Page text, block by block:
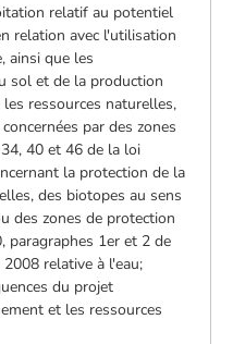
relatif au potentiel
relation avec l'utilisation
ainsi que les
sol et de la production
ressources naturelles,
par des zones
40 et 46 de la loi
la protection de la
des biotopes au sens
des zones de protection
paragraphes 1er et 2 de
relative à l'eau;
du projet
et les ressources